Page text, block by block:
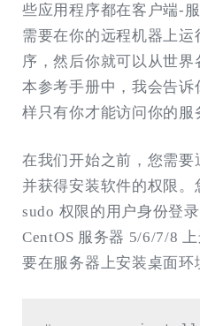
些应用程序都在客户端-
需要在你的远程机器上
序，然后你就可以从世
本参考手册中，我会告
样只有你才能访问你的服
在我们开始之前，您需要
并获得安装软件的权限
sudo 权限的用户身份登
CentOS 服务器 5/6/7/8
要在服务器上安装桌面环